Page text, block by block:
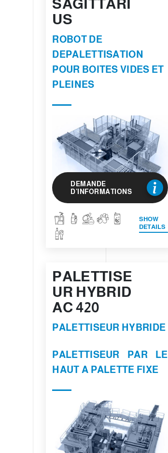
SAGITTARI
US
ROBOT DE
DEPALETTISATION
POUR BOITES VIDES ET
PLEINES
DEMANDE
D'INFORMATIONS
SHOW
DETAILS
PALETTISE
UR HYBRID
AC 420
PALETTISEUR HYBRIDE
PALETTISEUR PAR LE
HAUT A PALETTE FIXE